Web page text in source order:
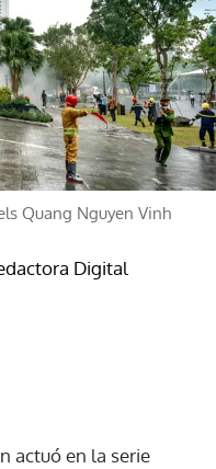
Quang Nguyen Vinh
Digital
actuó en la serie